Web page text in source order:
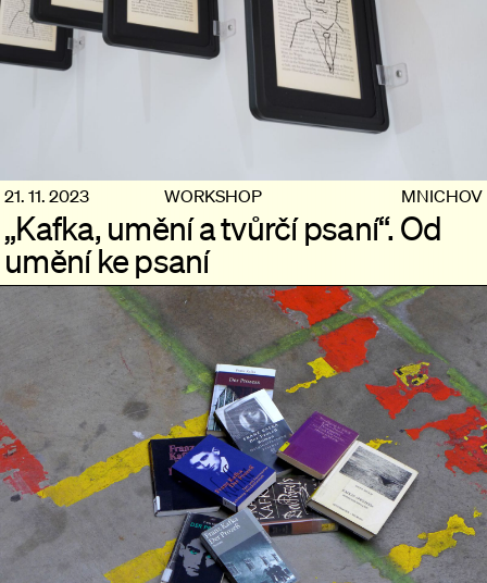
21. 11. 2023 WORKSHOP MNICHOV
„Kafka, umění a tvůrčí psaní“. Od
umění ke psaní